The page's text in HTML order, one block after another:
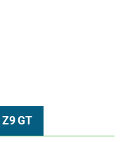
Z9 GT